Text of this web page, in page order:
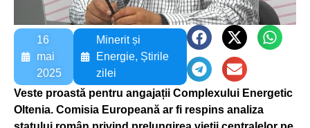
16
mai
2025
Minerit și
Energie, Știrile
zilei
Veste proastă pentru angajații Complexului Energetic
Oltenia. Comisia Europeană ar fi respins analiza